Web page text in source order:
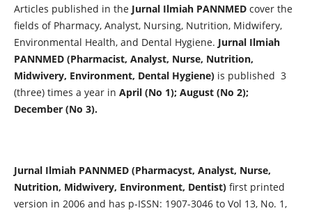
Articles published in the Jurnal Ilmiah PANNMEDcover the
fields of Pharmacy, Analyst, Nursing, Nutrition, Midwifery,
Environmental Health, and Dental Hygiene. Jurnal Ilmiah
PANNMED (Pharmacist, Analyst, Nurse, Nutrition,
Midwivery, Environment, Dental Hygiene)is published 3
(three) times a year in April (No 1); August (No 2);
December (No 3).
Jurnal Ilmiah PANNMED (Pharmacyst, Analyst, Nurse,
Nutrition, Midwivery, Environment, Dentist)first printed
version in 2006 and has p-ISSN: 1907-3046 to Vol 13, No. 1,